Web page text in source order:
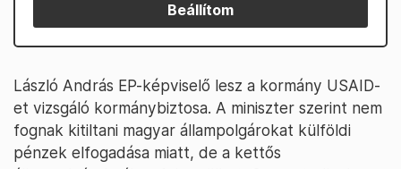
Beállítom
László András EP-képviselő lesz a kormány USAID-
et vizsgáló kormánybiztosa. A miniszter szerint nem
fognak kitiltani magyar állampolgárokat külföldi
pénzek elfogadása miatt, de a kettős